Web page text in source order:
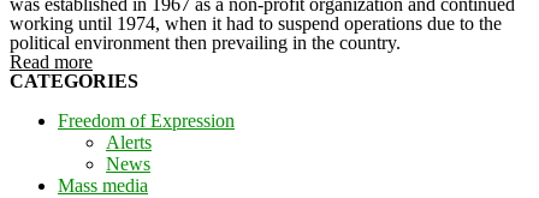
was established in 1967 as a non-profit organization and continued
working until 1974, when it had to suspend operations due to the
political environment then prevailing in the country.
Read more
CATEGORIES
Freedom of Expression
Alerts
News
Mass media